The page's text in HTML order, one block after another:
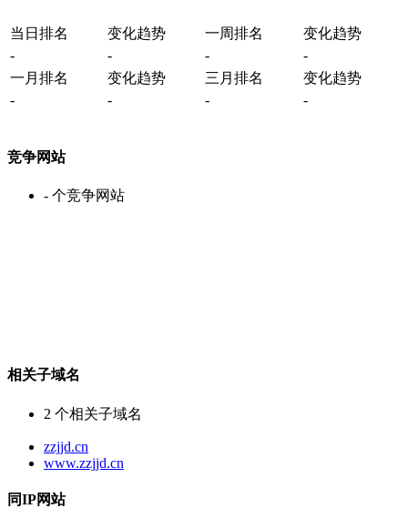
当日排名 变化趋势 一周排名
变化趋势
-
- -
-
一月排名
变化趋势 三月排名
变化趋势
-
- - -
竞争网站
- 个竞争网站
相关子域名
2 个相关子域名
zzjjd.cn
www.zzjjd.cn
同IP网站